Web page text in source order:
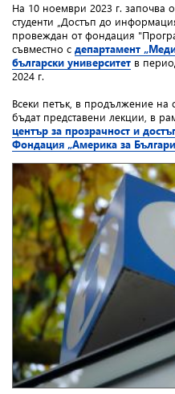
На 10 ноември 2023 г. започва
студенти „Достъп до
провеждан от фондация
съвместно с департамент
български университет в
2024 г.
Всеки петък, в продължение на
бъдат представени лекции, в
център за прозрачност и
Фондация „Америка за